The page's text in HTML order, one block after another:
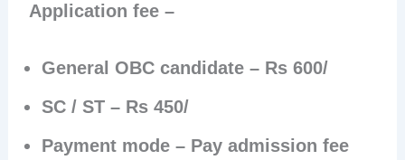
Application fee –
General OBC candidate – Rs 600/
SC / ST – Rs 450/
Payment mode – Pay admission fee